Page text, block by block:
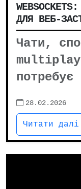
ДЛЯ ВЕБ-
Чати,
28.02.2026
Читати далі